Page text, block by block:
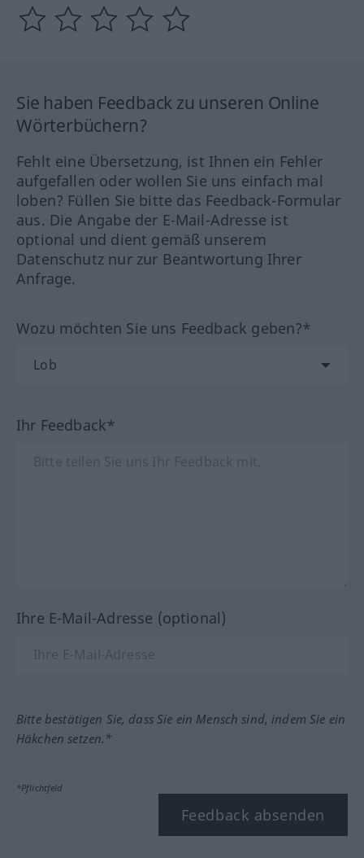
Sie haben Feedback zu unseren Online
Wörterbüchern?
Fehlt eine Übersetzung, ist Ihnen ein Fehler
aufgefallen oder wollen Sie uns einfach mal
loben? Füllen Sie bitte das Feedback-Formular
aus. Die Angabe der E-Mail-Adresse ist
optional und dient gemäß unserem
Datenschutz nur zur Beantwortung Ihrer
Anfrage.
Wozu möchten Sie uns Feedback geben?*
Ihr Feedback*
Ihre E-Mail-Adresse (optional)
Bitte bestätigen Sie, dass Sie ein Mensch sind, indem Sie ein
Häkchen setzen.*
*Pflichtfeld
Feedback absenden